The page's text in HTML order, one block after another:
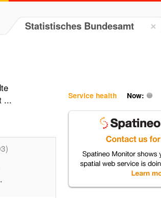
Statistisches Bundesamt
Service health Now:
...